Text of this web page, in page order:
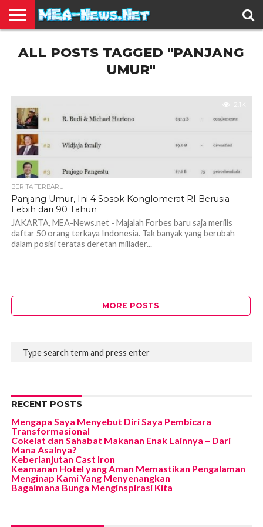
TERBARU
EDUKASI
HIBURAN
INSPIRASI
KESEHATAN
KULINER
OLAH
RAGA
OTOMOTIF
TRAVEL
JUAL
BELI
ALL POSTS TAGGED "PANJANG
UMUR"
2.1K
BERITA TERBARU
Panjang Umur, Ini 4 Sosok Konglomerat RI Berusia
Lebih dari 90 Tahun
JAKARTA, MEA-News.net - Majalah Forbes baru saja merilis
daftar 50 orang terkaya Indonesia. Tak banyak yang berubah
dalam posisi teratas deretan miliader...
MORE POSTS
RECENT POSTS
Mengapa Saya Menyebut Diri Saya Pembicara
Transformasional
Cokelat dan Sahabat Makanan Enak Lainnya – Dari
Mana Asalnya?
Keberlanjutan Cast Iron
Keamanan Hotel yang Aman Memastikan Pengalaman
Menginap Kami Yang Menyenangkan
Bagaimana Bunga Menginspirasi Kita